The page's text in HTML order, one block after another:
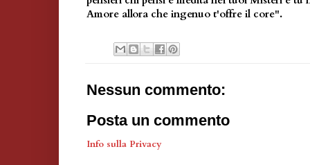
Amore allora che ingenuo t'offre il core".
Nessun commento:
Posta un commento
Info sulla Privacy